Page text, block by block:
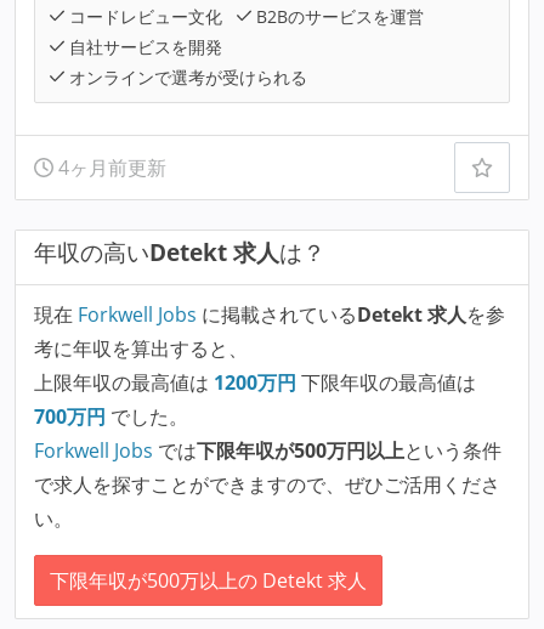
コードレビュー文化
B2Bのサービスを運営
自社サービスを開発
オンラインで選考が受けられる
4ヶ月前更新
年収の高いDetekt 求人は？
現在 Forkwell Jobs に掲載されているDetekt 求人を参
考に年収を算出すると、
上限年収の最高値は 1200万円 下限年収の最高値は
700万円 でした。
Forkwell Jobs では下限年収が500万円以上という条件
で求人を探すことができますので、ぜひご活用くださ
い。
下限年収が500万以上の Detekt 求人